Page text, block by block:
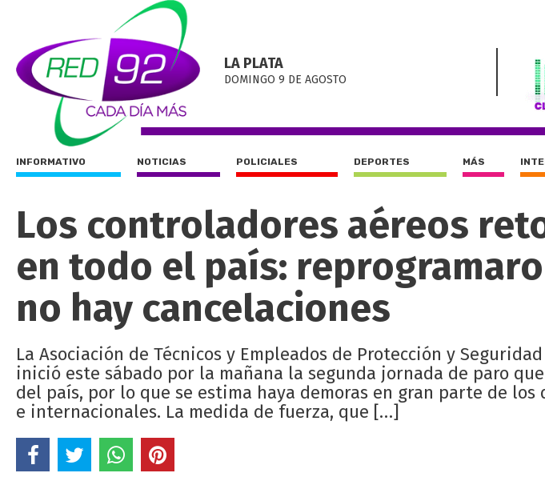
LA PLATA
DOMINGO 9 DE AGOSTO
INFORMATIVO NOTICIAS POLICIALES DEPORTES MÁS
Los controladores aéreos
en todo el país:
no hay cancelaciones
La Asociación de Técnicos y Empleados de Protección y
inició este sábado por la mañana la segunda jornada de paro
del país, por lo que se estima haya demoras en gran parte de los
e internacionales. La medida de fuerza, que […]